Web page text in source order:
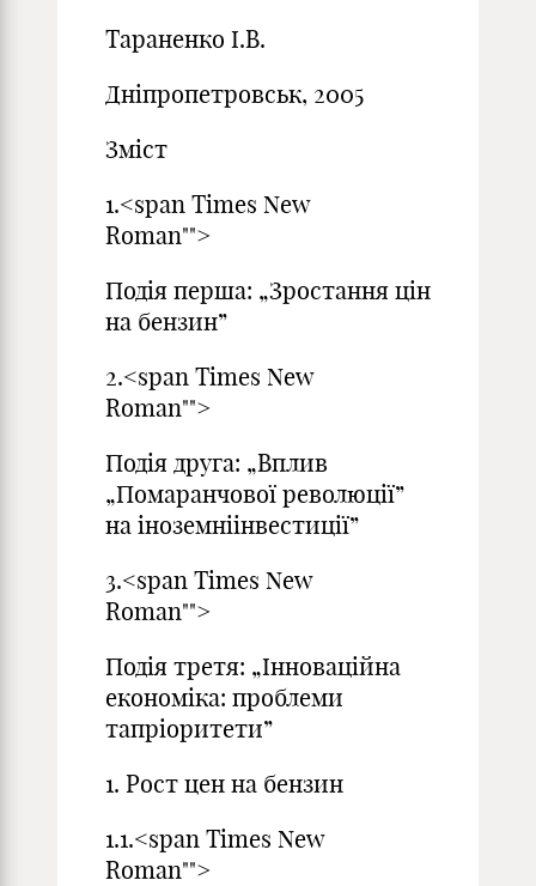
Тараненко І.В.
Дніпропетровськ, 2005
Зміст
1.<span Times New
Roman"">
Подія перша: „Зростання цін
на бензин”
2.<span Times New
Roman"">
Подія друга: „Вплив
„Помаранчової революції”
на іноземніінвестиції”
3.<span Times New
Roman"">
Подія третя: „Інноваційна
економіка: проблеми
тапріоритети”
1. Рост цен на бензин
1.1.<span Times New
Roman"">